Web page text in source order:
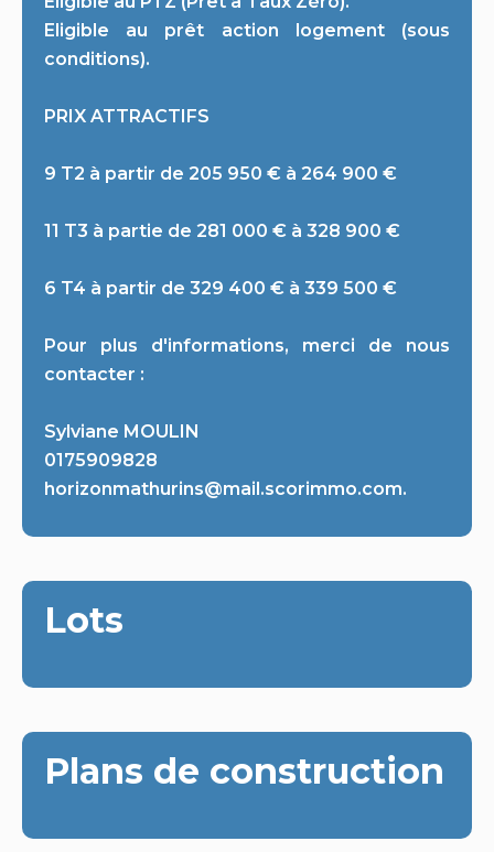
Eligible au prêt action logement (sous
conditions).
PRIX ATTRACTIFS
9 T2 à partir de 205 950 € à 264 900 €
11 T3 à partie de 281 000 € à 328 900 €
6 T4 à partir de 329 400 € à 339 500 €
Pour plus d'informations, merci de nous
contacter :
Sylviane MOULIN
0175909828
horizonmathurins@mail.scorimmo.com.
Lots
Plans de construction